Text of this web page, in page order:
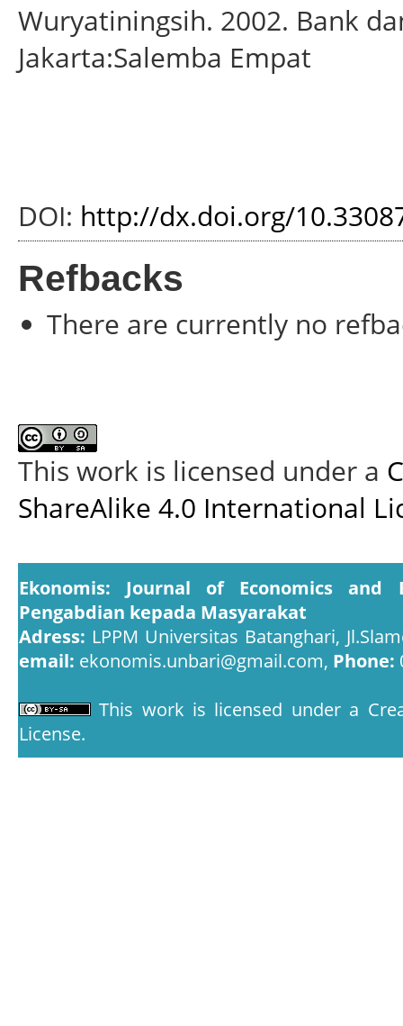
Wuryatiningsih. 2002. Bank
Jakarta:Salemba Empat
DOI: http://dx.doi.org/
Refbacks
There are currently no
This work is licensed under a
ShareAlike 4.0 International
Ekonomis: Journal of Economics
Pengabdian kepada Masyarakat
Adress: LPPM Universitas Batanghari,
email: ekonomis.unbari@gmail.com, Phone:
This work is licensed under a
License.